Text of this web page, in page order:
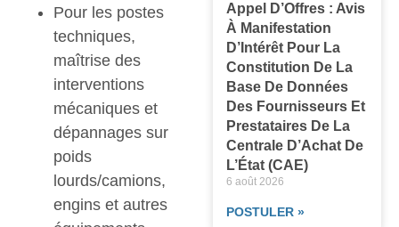
Pour les postes
techniques,
maîtrise des
interventions
mécaniques et
dépannages sur
poids
lourds/camions,
engins et autres
Appel D’Offres : Avis
À Manifestation
D’Intérêt Pour La
Constitution De La
Base De Données
Des Fournisseurs Et
Prestataires De La
Centrale D’Achat De
L’État (CAE)
6 août 2026
POSTULER »